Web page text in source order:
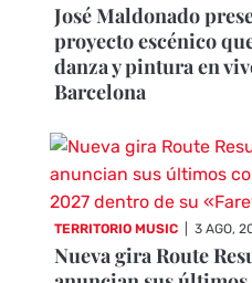
José Maldonado
proyecto escénico
danza y pintura en
Barcelona
TERRITORIO MUSIC 3 AGO,
Nueva gira Route